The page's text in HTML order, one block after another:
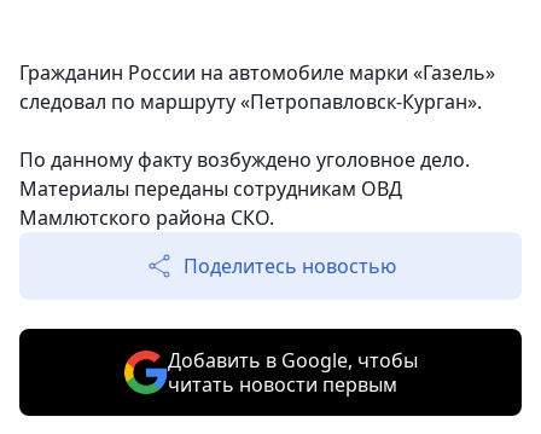
Гражданин России на автомобиле марки «Газель»
следовал по маршруту «Петропавловск-Курган».
По данному факту возбуждено уголовное дело.
Материалы переданы сотрудникам ОВД
Мамлютского района СКО.
Поделитесь новостью
Добавить в Google, чтобы
читать новости первым